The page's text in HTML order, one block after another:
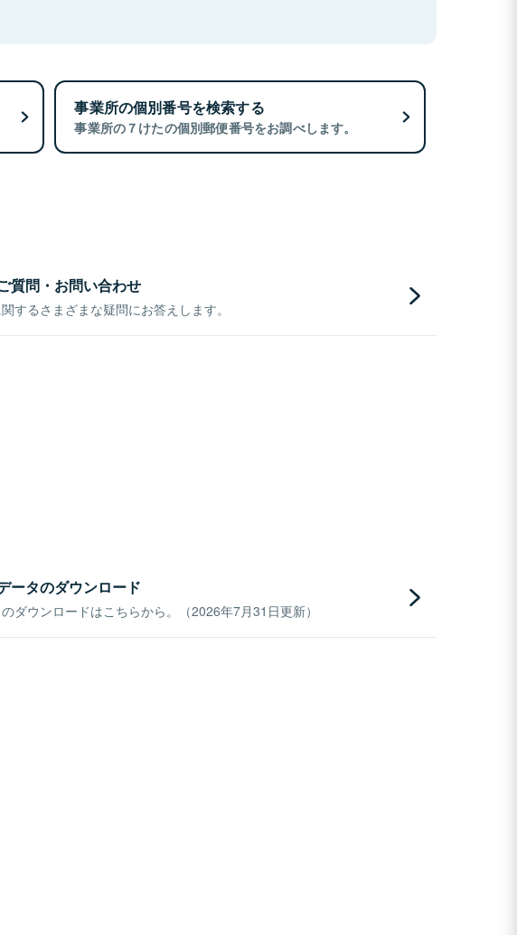
事業所の個別番号を検索する
事業所の７けたの個別郵便番号をお調べします。
質問・お問い合わせ
するさまざまな疑問にお答えします。
ータのダウンロード
ダウンロードはこちらから。（2026年7月31日更新）